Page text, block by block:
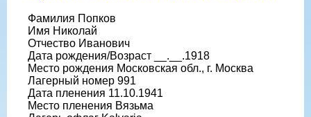
Фамилия Попков
Имя Николай
Отчество Иванович
Дата рождения/Возраст __.__.1918
Место рождения Московская обл., г. Москва
Лагерный номер 991
Дата пленения 11.10.1941
Место пленения Вязьма